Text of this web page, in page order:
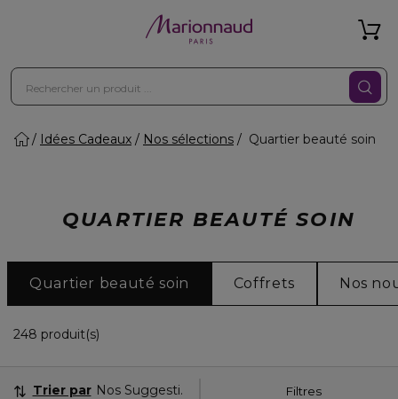
Idées Cadeaux Nos sélections Quartier beauté soin
QUARTIER BEAUTÉ SOIN
Quartier beauté soin Coffrets Nos
248 produit(s)
Filtres
Trier par Nos Suggestions